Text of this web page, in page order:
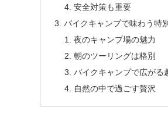
安全対策も重要
バイクキャンプで味わう特
夜のキャンプ場の魅力
朝のツーリングは格別
バイクキャンプで広がる
自然の中で過ごす贅沢